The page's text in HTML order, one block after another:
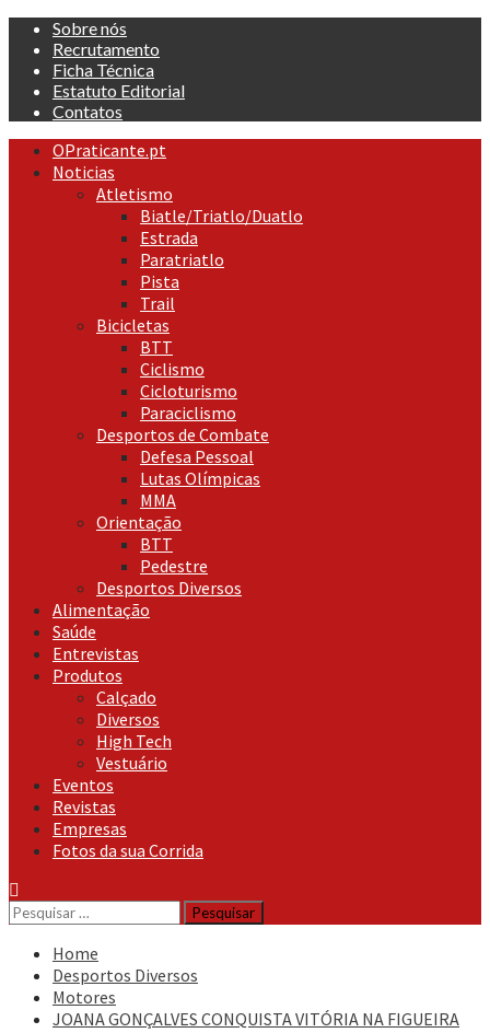
Skip
content
Sobre nós
Recrutamento
Ficha Técnica
Estatuto Editorial
Contatos
Primary
Menu
OPraticante.pt
Noticias
Atletismo
Biatle/Triatlo/Duatlo
Estrada
Paratriatlo
Pista
Trail
Bicicletas
BTT
Ciclismo
Cicloturismo
Paraciclismo
Desportos de Combate
Defesa Pessoal
Lutas Olímpicas
MMA
Orientação
BTT
Pedestre
Desportos Diversos
Alimentação
Saúde
Entrevistas
Produtos
Calçado
Diversos
High Tech
Vestuário
Eventos
Revistas
Empresas
Fotos da sua Corrida
Pesquisar
por:
Home
Desportos Diversos
Motores
JOANA GONÇALVES CONQUISTA VITÓRIA NA FIGUEIRA